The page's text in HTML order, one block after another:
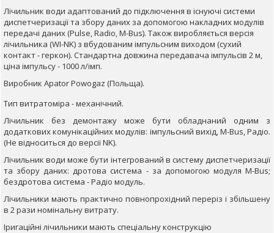
Лічильник води адаптований до підключення в існуючі системи
диспетчеризації та збору даних за допомогою накладних модулів
передачі даних (Pulse, Radio, M-Bus). Також виробляється версія
лічильника (WI-NK) з вбудованим імпульсним виходом (сухий
контакт - геркон). Стандартна довжина передавача імпульсів 2 м,
ціна імпульсу - 1000 л/імп.
Виробник Apator Powogaz (Польща).
Тип витратоміра - механічний.
Лічильник без демонтажу може бути обладнаний одним з
додаткових комунікаційних модулів: імпульсний вихід, M-Bus, Радіо.
(Не відноситься до версії NK).
Лічильник води може бути інтегрований в систему диспетчеризації
та збору даних: дротова система - за допомогою модуля M-Bus;
бездротова система - Радіо модуль.
Лічильники мають практично повнопрохідний переріз і збільшену
в 2 рази номінальну витрату.
Іригаційні лічильники мають спеціальну конструкцію